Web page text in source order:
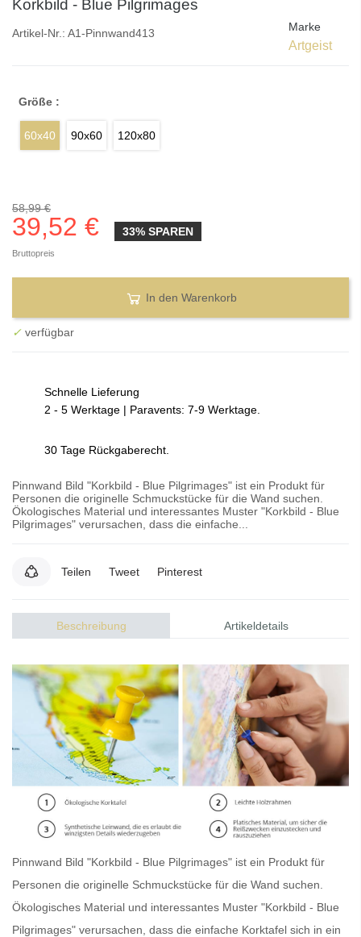
Korkbild - Blue Pilgrimages
Artikel-Nr.: A1-Pinnwand413 Marke
Artgeist
Größe :
60x40 90x60 120x80
58,99 €
39,52 € 33% SPAREN
Bruttopreis
In den Warenkorb
✓ verfügbar
Schnelle Lieferung
2 - 5 Werktage | Paravents: 7-9 Werktage.
30 Tage Rückgaberecht.
Pinnwand Bild "Korkbild - Blue Pilgrimages" ist ein Produkt für
Personen die originelle Schmuckstücke für die Wand suchen.
Ökologisches Material und interessantes Muster "Korkbild - Blue
Pilgrimages" verursachen, dass die einfache...
Teilen Tweet Pinterest
Beschreibung Artikeldetails
Pinnwand Bild "Korkbild - Blue Pilgrimages" ist ein Produkt für
Personen die originelle Schmuckstücke für die Wand suchen.
Ökologisches Material und interessantes Muster "Korkbild - Blue
Pilgrimages" verursachen, dass die einfache Korktafel sich in ein